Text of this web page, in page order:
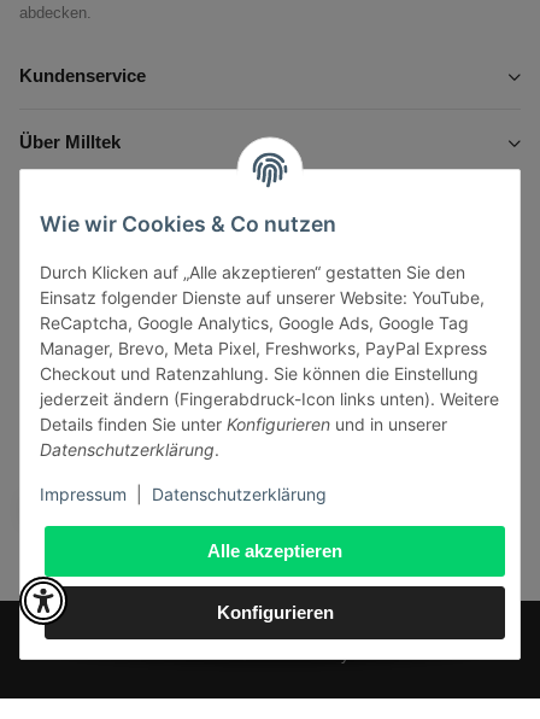
Alle akzeptieren
Konfigurieren
Wie wir Cookies & Co nutzen
Durch Klicken auf „Alle akzeptieren“ gestatten Sie den
Einsatz folgender Dienste auf unserer Website: YouTube,
ReCaptcha, Google Analytics, Google Ads, Google Tag
Manager, Brevo, Meta Pixel, Freshworks, PayPal Express
Checkout und Ratenzahlung. Sie können die Einstellung
jederzeit ändern (Fingerabdruck-Icon links unten). Weitere
Details finden Sie unter Konfigurieren und in unserer
Datenschutzerklärung.
Impressum Datenschutzerklärung
abdecken.
Kundenservice
Über Milltek
Gesetzliche Informationen
Vertrag widerrufen
Sicher bezahlen via:
© J+A Handels GmbH
Perfected byDreizack Medien.